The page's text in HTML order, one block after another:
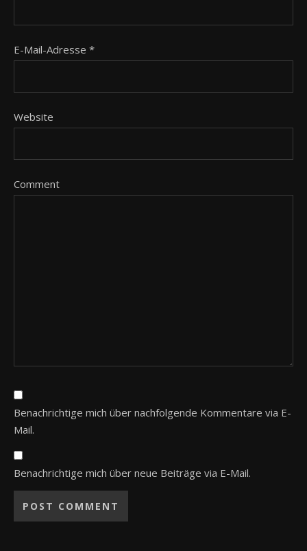
E-Mail-Adresse *
Website
Comment
Benachrichtige mich über nachfolgende Kommentare via E-
Mail.
Benachrichtige mich über neue Beiträge via E-Mail.